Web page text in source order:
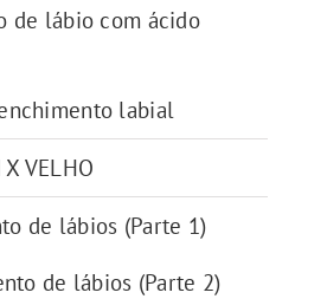
de lábio com ácido
labial
VELHO
de lábios (Parte 1)
de lábios (Parte 2)